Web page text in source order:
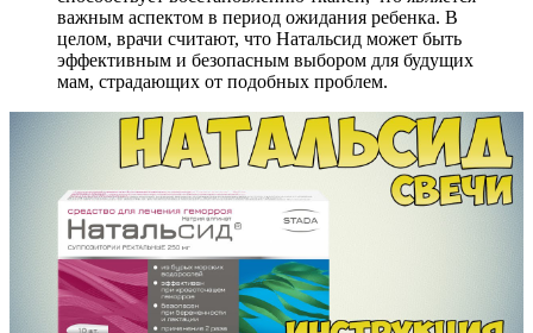
важным аспектом в период ожидания ребенка. В
целом, врачи считают, что Натальсид может быть
эффективным и безопасным выбором для будущих
мам, страдающих от подобных проблем.